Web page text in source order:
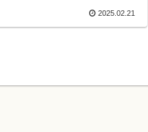
2025.02.21